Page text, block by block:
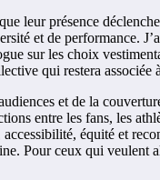
leur présence
et de performance.
sur les choix
qui restera associée
et de la
entre les fans, les
équité et
Pour ceux qui veulent